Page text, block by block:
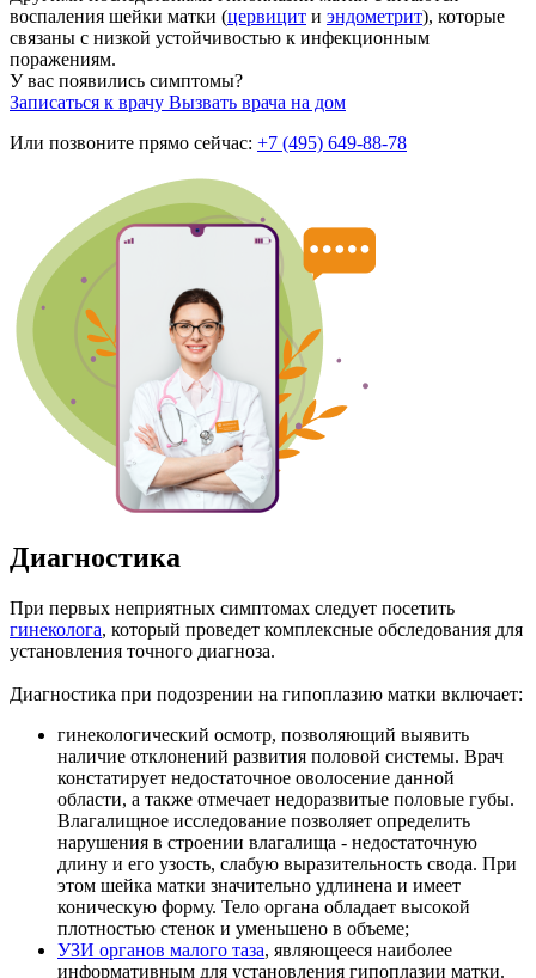
воспаления шейки матки (цервицит и эндометрит), которые
связаны с низкой устойчивостью к инфекционным
поражениям.
У вас появились симптомы?
Записаться к врачу Вызвать врача на дом
Или позвоните прямо сейчас: +7 (495) 649-88-78
Диагностика
При первых неприятных симптомах следует посетить
гинеколога, который проведет комплексные обследования для
установления точного диагноза.
Диагностика при подозрении на гипоплазию матки включает:
гинекологический осмотр, позволяющий выявить
наличие отклонений развития половой системы. Врач
констатирует недостаточное оволосение данной
области, а также отмечает недоразвитые половые губы.
Влагалищное исследование позволяет определить
нарушения в строении влагалища - недостаточную
длину и его узость, слабую выразительность свода. При
этом шейка матки значительно удлинена и имеет
коническую форму. Тело органа обладает высокой
плотностью стенок и уменьшено в объеме;
УЗИ органов малого таза, являющееся наиболее
информативным для установления гипоплазии матки.